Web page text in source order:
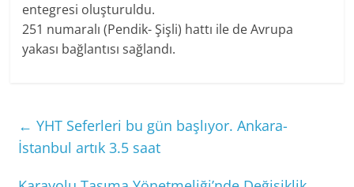
entegresi oluşturuldu.
251 numaralı (Pendik- Şişli) hattı ile de Avrupa
yakası bağlantısı sağlandı.
← YHT Seferleri bu gün başlıyor. Ankara-
İstanbul artık 3.5 saat